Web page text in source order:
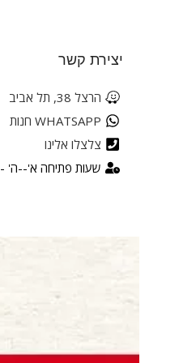
יצירת קשר
הרצל 38, תל אביב
WHATSAPP חנות
צלצלו אלינו
שעות פתיחה א'--ה' -09:00-18:00 ימי ו' 09:00-14:00